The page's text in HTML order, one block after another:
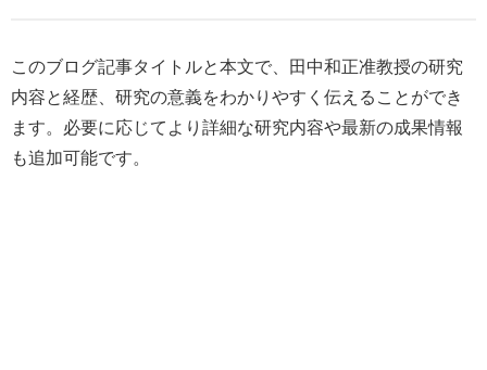
このブログ記事タイトルと本文で、田中和正准教授の研究
内容と経歴、研究の意義をわかりやすく伝えることができ
ます。必要に応じてより詳細な研究内容や最新の成果情報
も追加可能です。